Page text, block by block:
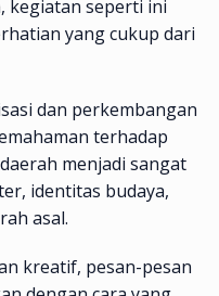
kegiatan seperti ini
yang cukup dari
dan perkembangan
terhadap
menjadi sangat
identitas budaya,
asal.
kreatif, pesan-pesan